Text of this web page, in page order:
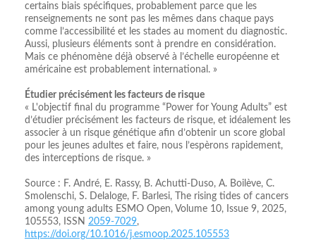
certains biais spécifiques, probablement parce que les
renseignements ne sont pas les mêmes dans chaque pays
comme l’accessibilité et les stades au moment du diagnostic.
Aussi, plusieurs éléments sont à prendre en considération.
Mais ce phénomène déjà observé à l’échelle européenne et
américaine est probablement international. »
Étudier précisément les facteurs de risque
« L'objectif final du programme “Power for Young Adults” est
d’étudier précisément les facteurs de risque, et idéalement les
associer à un risque génétique afin d’obtenir un score global
pour les jeunes adultes et faire, nous l’espèrons rapidement,
des interceptions de risque. »
Source : F. André, E. Rassy, B. Achutti-Duso, A. Boilève, C.
Smolenschi, S. Delaloge, F. Barlesi, The rising tides of cancers
among young adults ESMO Open, Volume 10, Issue 9, 2025,
105553, ISSN 2059-7029,
https://doi.org/10.1016/j.esmoop.2025.105553